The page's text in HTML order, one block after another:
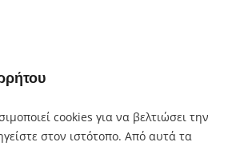
cookies για να βελτιώσει την
στον ιστότοπο. Από αυτά τα